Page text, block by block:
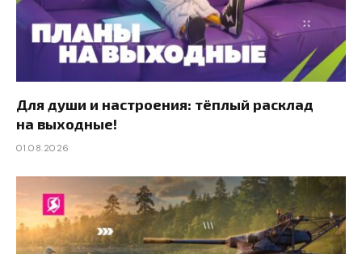
Для души и настроения: тёплый расклад
на выходные!
01.08.2026